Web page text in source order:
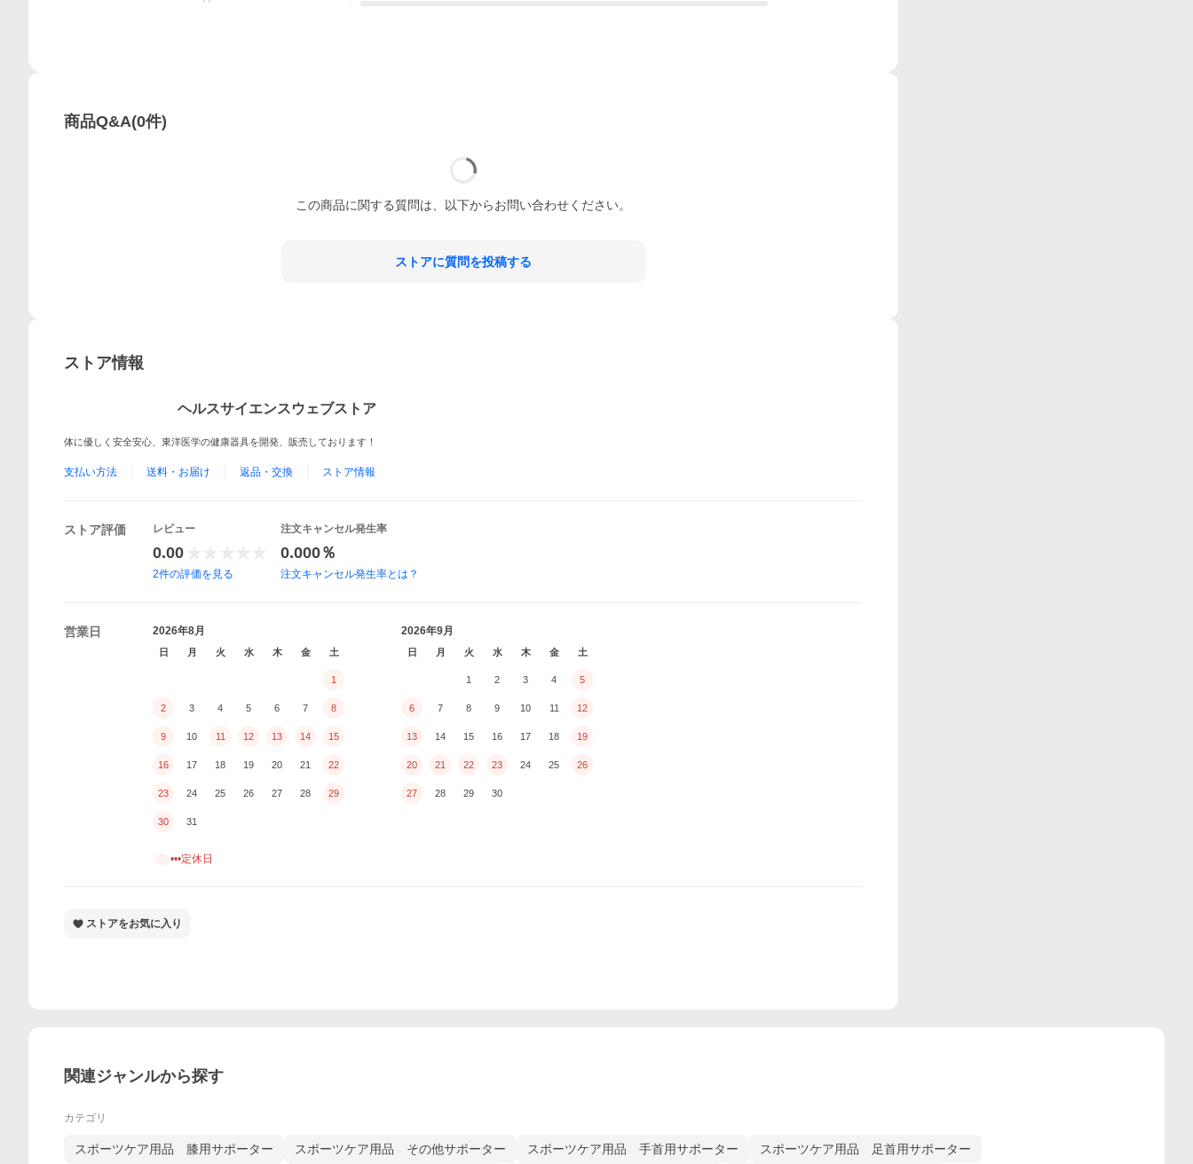
商品Q&A(0件)
この商品に関する質問は、以下からお問い合わせください。
ストアに質問を投稿する
ストア情報
ヘルスサイエンスウェブストア
体に優しく安全安心、東洋医学の健康器具を開発、販売しております！
支払い方法 送料・お届け 返品・交換 ストア情報
ストア評価 レビュー
0.00
2件の評価を見る
注文キャンセル発生率
0.000％
注文キャンセル発生率とは？
営業日 2026年8月
日 月 火 水 木 金 土
1
2 3 4 5 6 7 8
9 10 11 12 13 14 15
16 17 18 19 20 21 22
23 24 25 26 27 28 29
30 31
2026年9月
日 月 火 水 木 金 土
1 2 3 4 5
6 7 8 9 10 11 12
13 14 15 16 17 18 19
20 21 22 23 24 25 26
27 28 29 30
•••定休日
ストアをお気に入り
関連ジャンルから探す
カテゴリ
スポーツケア用品 膝用サポーター スポーツケア用品 その他サポーター スポーツケア用品 手首用サポーター
スポーツケア用品 足首用サポーター